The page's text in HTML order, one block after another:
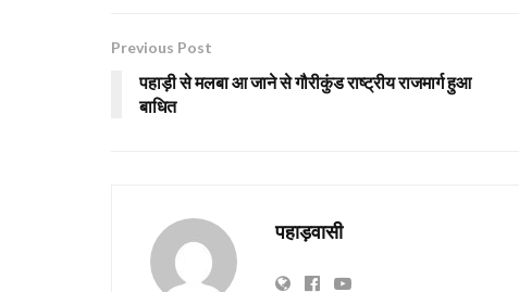
Previous Post
पहाड़ी से मलबा आ जाने से गौरीकुंड राष्ट्रीय राजमार्ग हुआ
बाधित
पहाड़वासी